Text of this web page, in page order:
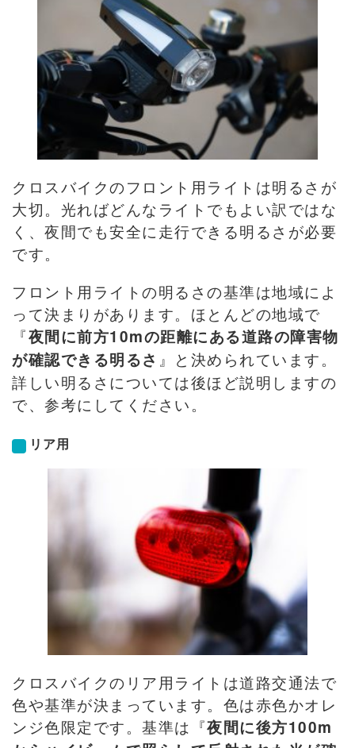
クロスバイクのフロント用ライトは明るさが
大切。光ればどんなライトでもよい訳ではな
く、夜間でも安全に走行できる明るさが必要
です。
フロント用ライトの明るさの基準は地域によ
って決まりがあります。ほとんどの地域で
『夜間に前方10mの距離にある道路の障害物
が確認できる明るさ 』と決められています。
詳しい明るさについては後ほど説明しますの
で、参考にしてください。
リア用
クロスバイクのリア用ライトは道路交通法で
色や基準が決まっています。色は赤色かオレ
ンジ色限定です。基準は『夜間に後方100m